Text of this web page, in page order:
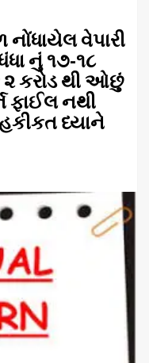
વેપારી
નું ૧૭-૧૮
કરોડ થી ઓછું
ફાઈલ નથી
ધ્યાને